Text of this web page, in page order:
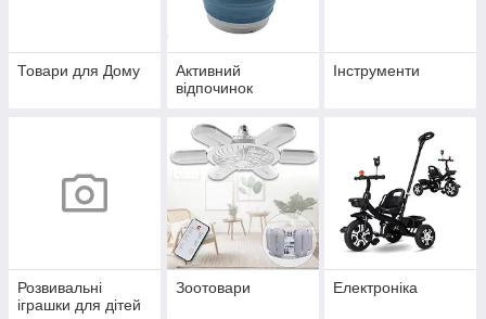
Товари для Дому
Активний
відпочинок
Інструменти
Розвивальні
іграшки для дітей
Зоотовари Електроніка